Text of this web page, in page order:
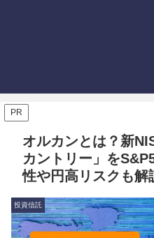
PR
オルカンとは？新
カントリー」を
性や円高リスクも解
投資信託